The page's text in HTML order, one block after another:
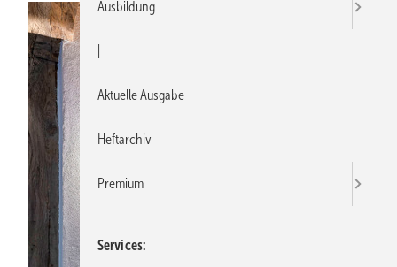
Ausbildung
Aktuelle Ausgabe
Heftarchiv
Premium
Services